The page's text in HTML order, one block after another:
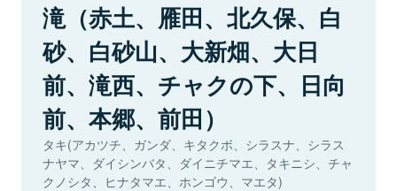
滝（赤土、雁田、北久保、白
砂、白砂山、大新畑、大日
前、滝西、チャクの下、日向
前、本郷、前田）
タキ(アカツチ、ガンダ、キタクボ、シラスナ、シラス
ナヤマ、ダイシンバタ、ダイニチマエ、タキニシ、チャ
クノシタ、ヒナタマエ、ホンゴウ、マエタ)